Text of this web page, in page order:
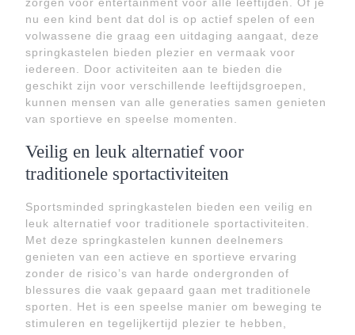
zorgen voor entertainment voor alle leeftijden. Of je
nu een kind bent dat dol is op actief spelen of een
volwassene die graag een uitdaging aangaat, deze
springkastelen bieden plezier en vermaak voor
iedereen. Door activiteiten aan te bieden die
geschikt zijn voor verschillende leeftijdsgroepen,
kunnen mensen van alle generaties samen genieten
van sportieve en speelse momenten.
Veilig en leuk alternatief voor
traditionele sportactiviteiten
Sportsminded springkastelen bieden een veilig en
leuk alternatief voor traditionele sportactiviteiten.
Met deze springkastelen kunnen deelnemers
genieten van een actieve en sportieve ervaring
zonder de risico’s van harde ondergronden of
blessures die vaak gepaard gaan met traditionele
sporten. Het is een speelse manier om beweging te
stimuleren en tegelijkertijd plezier te hebben,